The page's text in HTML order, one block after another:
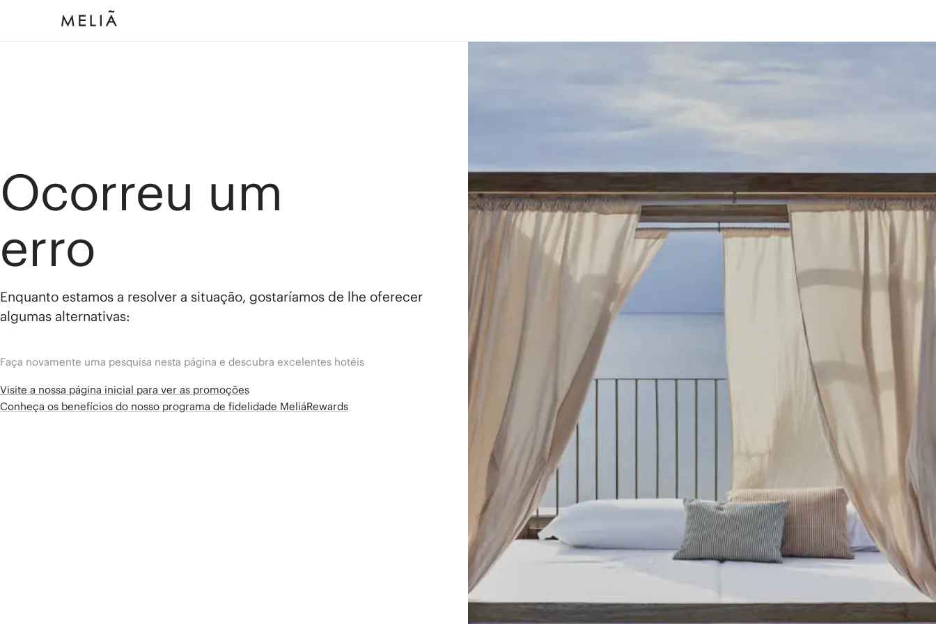
Ocorreu um
erro
Enquanto estamos a resolver a situação, gostaríamos de lhe oferecer
algumas alternativas:
Faça novamente uma pesquisa nesta página e descubra excelentes hotéis
Visite a nossa página inicial para ver as promoções
Conheça os benefícios do nosso programa de fidelidade MeliáRewards